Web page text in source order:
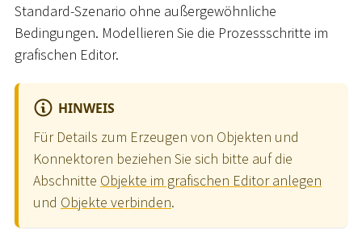
Standard-Szenario ohne außergewöhnliche
Bedingungen. Modellieren Sie die Prozessschritte im
grafischen Editor.
HINWEIS
Für Details zum Erzeugen von Objekten und
Konnektoren beziehen Sie sich bitte auf die
Abschnitte Objekte im grafischen Editor anlegen
und Objekte verbinden.